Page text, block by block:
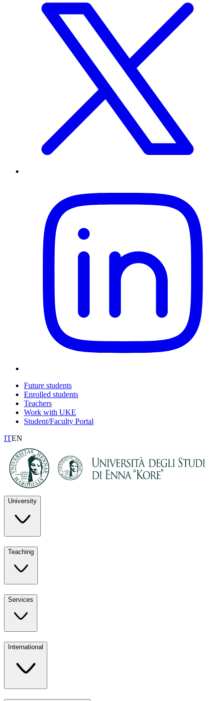
Future students
Enrolled students
Teachers
Work with UKE
Student/Faculty Portal
ITEN
University
Discover
University
Teaching
UKE
Teaching
Services
All ours
Services
International